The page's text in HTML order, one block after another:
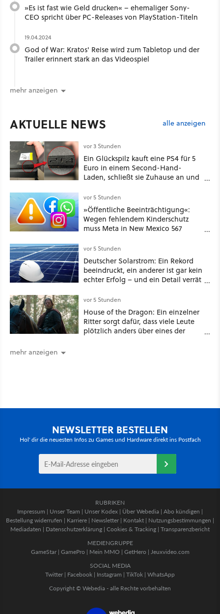
»Es ist fast wie Geld drucken« – ehemaliger Sony-
CEO spricht über PC-Releases von PlayStation-Titeln
19.04.2024
God of War: Kratos' Reise wird zum Tabletop und der
Trailer erinnert stark an das Videospiel
mehr anzeigen
AKTUELLE NEWS alle anzeigen
vor 3 Stunden
Ein Glückspilz kauft eine PS4 für 5
Euro in einem Second-Hand-
Laden, schließt sie Zuhause an und
funktionierende PlayStation [Best of
GameStar]
vor 5 Stunden
»Öffentliche Beeinträchtigung«:
Wegen fehlendem Kinderschutz
muss Meta in New Mexico 567
vor 5 Stunden
Deutscher Solarstrom: Ein Rekord
beeindruckt, ein anderer ist gar kein
echter Erfolg – und ein Detail verrät
jede Zahl
vor 5 Stunden
House of the Dragon: Ein einzelner
Ritter sorgt dafür, dass viele Leute
plötzlich anders über eines der
mehr anzeigen
NEWSLETTER BESTELLEN
Hol' dir die neuesten Infos zu Games und Hardware direkt ins Postfach
RUBRIKEN
Impressum | Unser Team | Unser Kodex | Über Webedia | Abo kündigen |
Bestellung widerrufen | Karriere | Newsletter | Kontakt | Nutzungsbestimmungen |
Mediadaten | Datenschutzerklärung | Cookies & Tracking | Transparenzbericht
MEDIENGRUPPE
GameStar| GamePro | Mein MMO | GetHero | Jeuxvideo.com
SOCIAL MEDIA
Twitter | Facebook | Instagram | TikTok | WhatsApp
Copyright © Webedia - alle Rechte vorbehalten